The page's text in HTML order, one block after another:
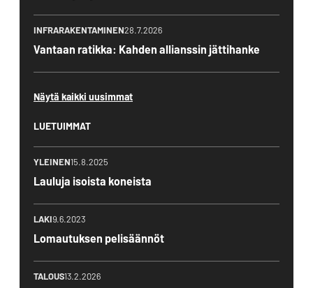
INFRARAKENTAMINEN28.7.2026
Vantaan ratikka: Kahden allianssin jättihanke
Näytä kaikki uusimmat
LUETUIMMAT
YLEINEN15.8.2025
Lauluja isoista koneista
LAKI9.6.2023
Lomautuksen pelisäännöt
TALOUS13.2.2026